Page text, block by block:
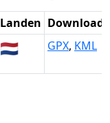
Landen Download
🇳🇱 GPX, KML